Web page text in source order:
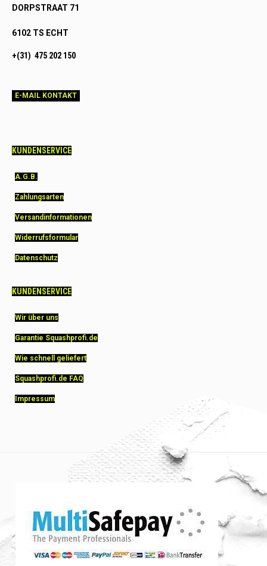
DORPSTRAAT 71
6102 TS ECHT
+(31) 475 202 150
E-MAIL KONTAKT
KUNDENSERVICE
A.G.B.
Zahlungsarten
Versandinformationen
Widerrufsformular
Datenschutz
KUNDENSERVICE
Wir über uns
Garantie Squashprofi.de
Wie schnell geliefert
Squashprofi.de FAQ
Impressum